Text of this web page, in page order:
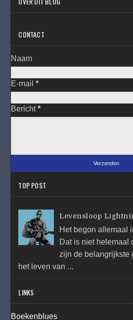
CONTACT
Naam
E-mail*
Bericht*
TOP POST
Levensloop
Het begon allemaal
Dat is niet helemaal
zijn de belangrijkste
het leven van ...
LINKS
Boekenblues